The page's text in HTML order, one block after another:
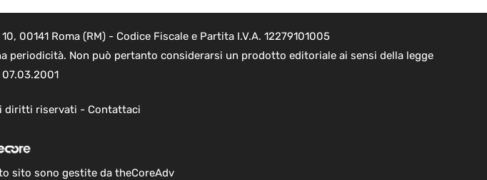
00141 Roma (RM) - Codice Fiscale e Partita I.V.A. 12279101005
periodicità. Non può pertanto considerarsi un prodotto editoriale ai sensi della legge
diritti riservati - Contattaci
sito sono gestite da theCoreAdv